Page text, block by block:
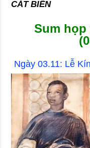
CÁT BIỂN
Sum
Ngày 03.11: Lễ